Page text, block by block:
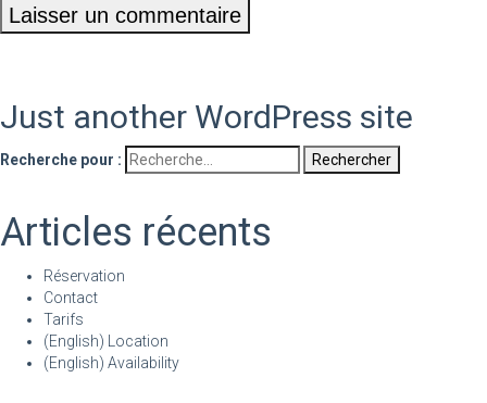
Just another WordPress site
Recherche pour :
Articles récents
Réservation
Contact
Tarifs
(English) Location
(English) Availability